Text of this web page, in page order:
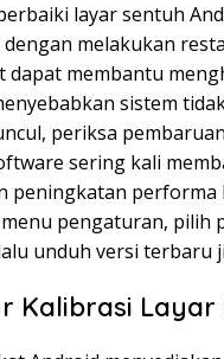
layar sentuh
melakukan
dapat membantu
sistem
periksa
sering kali
peningkatan performa
pengaturan, pilih
unduh versi terbaru
Kalibrasi Layar